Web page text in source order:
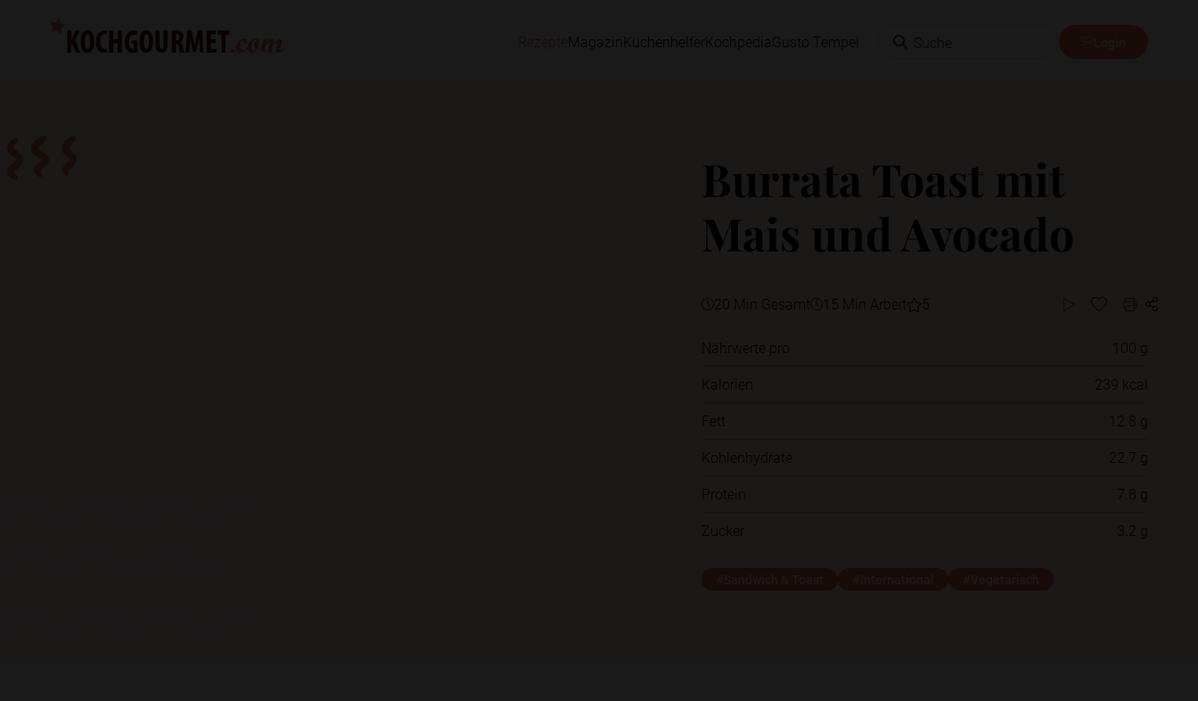
Magazin Küchenhelfer Kochpedia Gusto Tempel
Burrata Toast mit
Mais und Avocado
20 Min Gesamt 15 Min Arbeit 5
Nährwerte pro
100 g
Kalorien
239 kcal
Fett
12.8 g
Kohlenhydrate
22.7 g
Protein
7.8 g
Zucker
3.2 g